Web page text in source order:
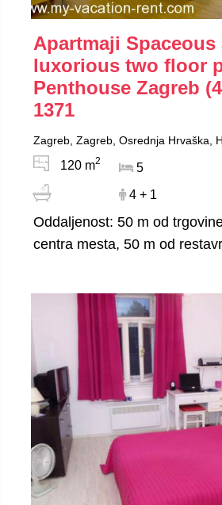
Apartmaji Spaceous
luxorious two floor
Penthouse Zagreb
1371
Zagreb, Zagreb, Osrednja Hrvaška,
120 m2
5
4 + 1
Oddaljenost: 50 m od
centra mesta, 50 m od